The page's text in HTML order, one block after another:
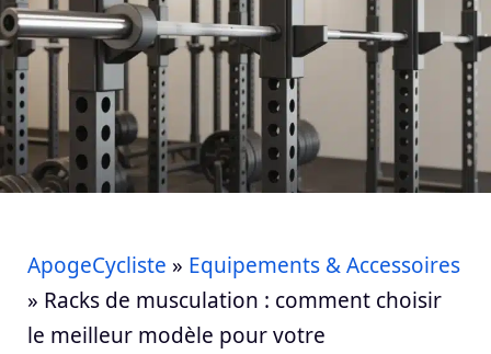
ApogeCycliste » Equipements & Accessoires
» Racks de musculation : comment choisir
le meilleur modèle pour votre